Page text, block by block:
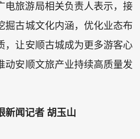
电旅游局相关负责人表示，接
掘古城文化内涵，优化业态布
，让安顺古城成为更多游客心
动安顺文旅产业持续高质量发
新闻记者 胡玉山